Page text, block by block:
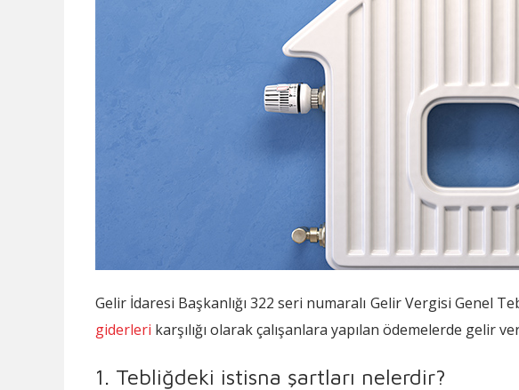
Gelir İdaresi Başkanlığı 322 seri numaralı Gelir Vergisi Genel
giderleri karşılığı olarak çalışanlara yapılan ödemelerde gelir
1. Tebliğdeki istisna şartları nelerdir?